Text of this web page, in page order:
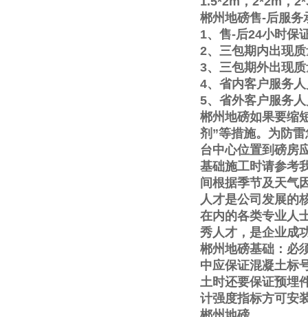
郴州地磅售-后服务
1、售-后24小时保
2、三包期内出现
3、三包期外出现
4、省内客户服务
5、省外客户服务
郴州地磅如果要缩
剂 ”等措施。为防
台中心位置到磅房
基础施工时请参考
间根据季节及天气
人才是公司发展的
在内的各类专业人
秀人才，是企业成
郴州地磅基础：必
中应保证混凝土标
土时还要保证预埋
计强度指标方可安